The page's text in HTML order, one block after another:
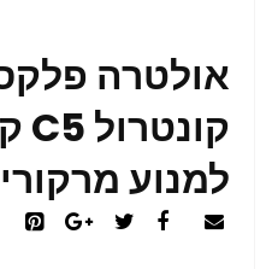
אולטרה
למנוע מרקורי